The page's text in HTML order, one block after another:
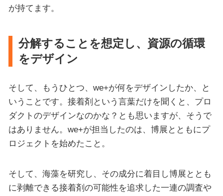
が持てます。
分解することを想定し、資源の循環
をデザイン
そして、もうひとつ、we+が何をデザインしたか、と
いうことです。接着剤という言葉だけを聞くと、プロ
ダクトのデザインなのかな？とも思いますが、そうで
はありません。we+が担当したのは、博展とともにプ
ロジェクトを始めたこと。
そして、海藻を研究し、その成分に着目し博展ととも
に剥離できる接着剤の可能性を追求した一連の調査や